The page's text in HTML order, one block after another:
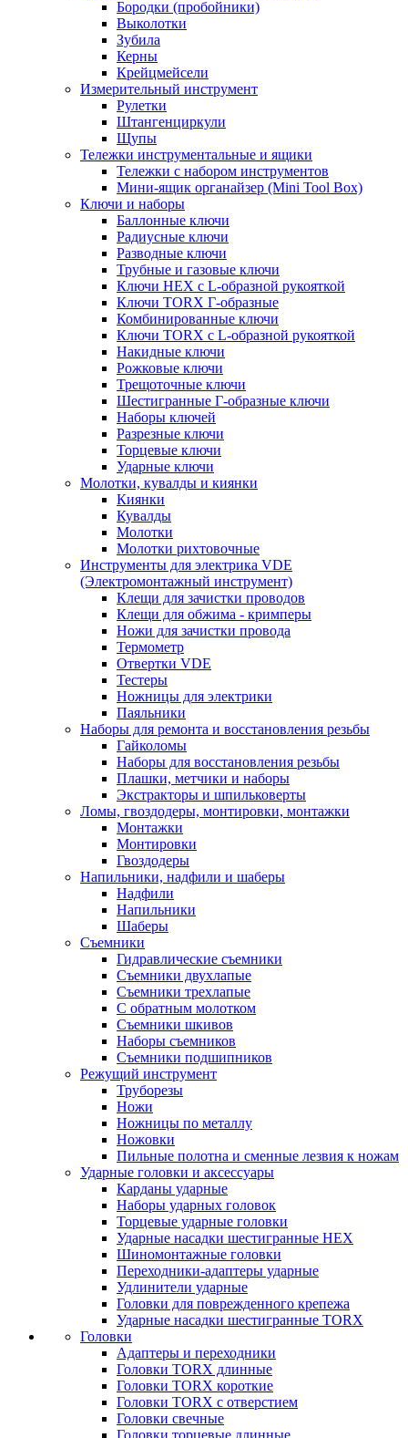
Бородки (пробойники)
Выколотки
Зубила
Керны
Крейцмейсели
Измерительный инструмент
Рулетки
Штангенциркули
Щупы
Тележки инструментальные и ящики
Тележки с набором инструментов
Мини-ящик органайзер (Mini Tool Box)
Ключи и наборы
Баллонные ключи
Радиусные ключи
Разводные ключи
Трубные и газовые ключи
Ключи HEX с L-образной рукояткой
Ключи TORX Г-образные
Комбинированные ключи
Ключи TORX с L-образной рукояткой
Накидные ключи
Рожковые ключи
Трещоточные ключи
Шестигранные Г-образные ключи
Наборы ключей
Разрезные ключи
Торцевые ключи
Ударные ключи
Молотки, кувалды и киянки
Киянки
Кувалды
Молотки
Молотки рихтовочные
Инструменты для электрика VDE
(Электромонтажный инструмент)
Клещи для зачистки проводов
Клещи для обжима - кримперы
Ножи для зачистки провода
Термометр
Отвертки VDE
Тестеры
Ножницы для электрики
Паяльники
Наборы для ремонта и восстановления резьбы
Гайколомы
Наборы для восстановления резьбы
Плашки, метчики и наборы
Экстракторы и шпильковерты
Ломы, гвоздодеры, монтировки, монтажки
Монтажки
Монтировки
Гвоздодеры
Напильники, надфили и шаберы
Надфили
Напильники
Шаберы
Съемники
Гидравлические съемники
Съемники двухлапые
Съемники трехлапые
С обратным молотком
Съемники шкивов
Наборы съемников
Съемники подшипников
Режущий инструмент
Труборезы
Ножи
Ножницы по металлу
Ножовки
Пильные полотна и сменные лезвия к ножам
Ударные головки и аксессуары
Карданы ударные
Наборы ударных головок
Торцевые ударные головки
Ударные насадки шестигранные HEX
Шиномонтажные головки
Переходники-адаптеры ударные
Удлинители ударные
Головки для поврежденного крепежа
Ударные насадки шестигранные TORX
Головки
Адаптеры и переходники
Головки TORX длинные
Головки TORX короткие
Головки TORX с отверстием
Головки свечные
Головки торцевые длинные